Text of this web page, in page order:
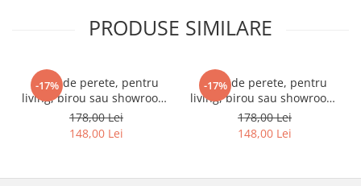
PRODUSE SIMILARE
-17%
Ceas de perete, pentru
living, birou sau showroom,
Triunghiuri curcubeu
178,00 Lei
148,00 Lei
-17%
Ceas de perete, pentru
living, birou sau showroom,
Fundal blurat in nuante de
violet
178,00 Lei
148,00 Lei